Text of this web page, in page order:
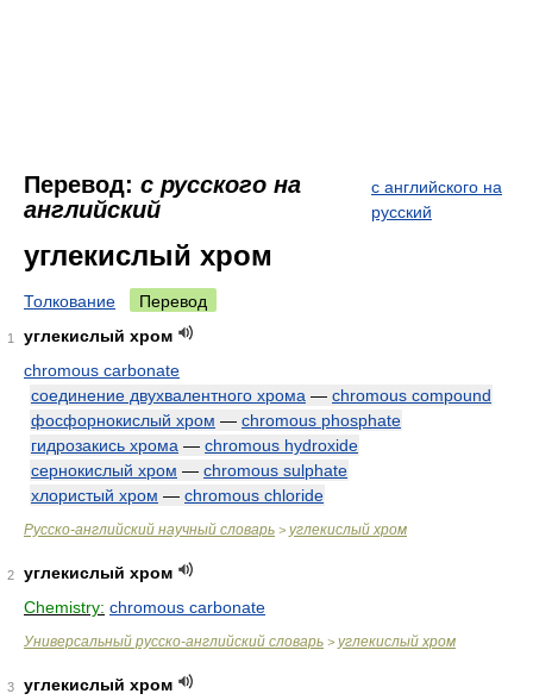
Перевод: с русского на
английский
с английского на
русский
углекислый хром
Толкование Перевод
1
углекислый хром
chromous carbonate
соединение двухвалентного хрома — chromous compound
фосфорнокислый хром — chromous phosphate
гидрозакись хрома — chromous hydroxide
сернокислый хром — chromous sulphate
хлористый хром — chromous chloride
Русско-английский научный словарь > углекислый хром
2
углекислый хром
Chemistry: chromous carbonate
Универсальный русско-английский словарь > углекислый хром
3
углекислый хром